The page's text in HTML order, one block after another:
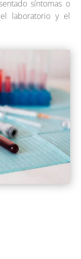
síntomas o
laboratorio y el